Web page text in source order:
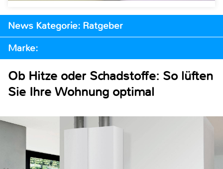
News Kategorie: Ratgeber
Marke:
Ob Hitze oder Schadstoffe: So lüften
Sie Ihre Wohnung optimal